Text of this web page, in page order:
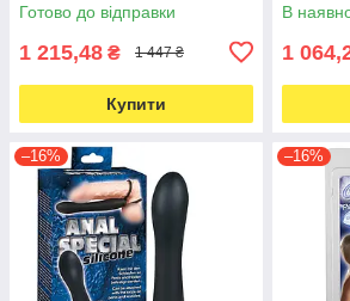
Готово до відправки
1 215,48 ₴ 1 447 ₴
Купити
В
1
–16% –16%